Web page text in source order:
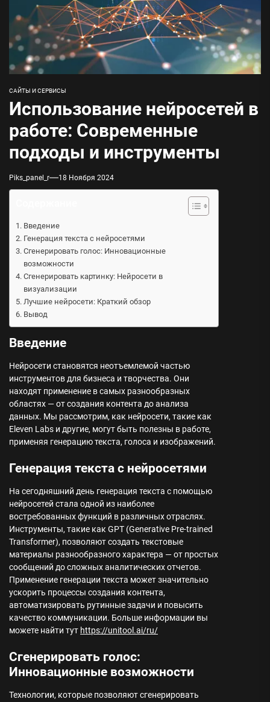
САЙТЫ И СЕРВИСЫ
Использование нейросетей в
работе: Современные
подходы и инструменты
Piks_panel_r 18 Ноября 2024
Введение
Генерация текста с нейросетями
Сгенерировать голос: Инновационные
возможности
Сгенерировать картинку: Нейросети в
визуализации
Лучшие нейросети: Краткий обзор
Вывод
Введение
Нейросети становятся неотъемлемой частью
инструментов для бизнеса и творчества. Они
находят применение в самых разнообразных
областях — от создания контента до анализа
данных. Мы рассмотрим, как нейросети, такие как
Eleven Labs и другие, могут быть полезны в работе,
применяя генерацию текста, голоса и изображений.
Генерация текста с нейросетями
На сегодняшний день генерация текста с помощью
нейросетей стала одной из наиболее
востребованных функций в различных отраслях.
Инструменты, такие как GPT (Generative Pre-trained
Transformer), позволяют создать текстовые
материалы разнообразного характера — от простых
сообщений до сложных аналитических отчетов.
Применение генерации текста может значительно
ускорить процессы создания контента,
автоматизировать рутинные задачи и повысить
качество коммуникации. Больше информации вы
можете найти тут https://unitool.ai/ru/
Сгенерировать голос:
Инновационные возможности
Технологии, которые позволяют сгенерировать